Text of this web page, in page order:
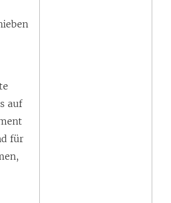
auf
für